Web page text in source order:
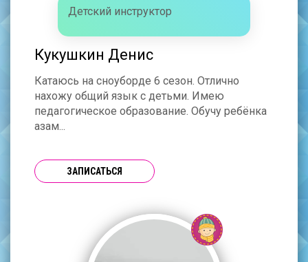
Детский инструктор
Кукушкин Денис
Катаюсь на сноуборде 6 сезон. Отлично
нахожу общий язык с детьми. Имею
педагогическое образование. Обучу ребёнка
азам...
ЗАПИСАТЬСЯ